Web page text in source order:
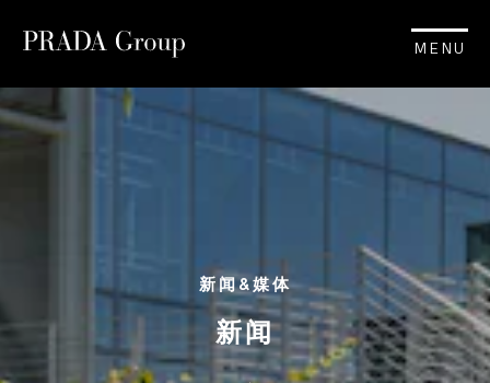
MENU
新闻&媒体
新闻